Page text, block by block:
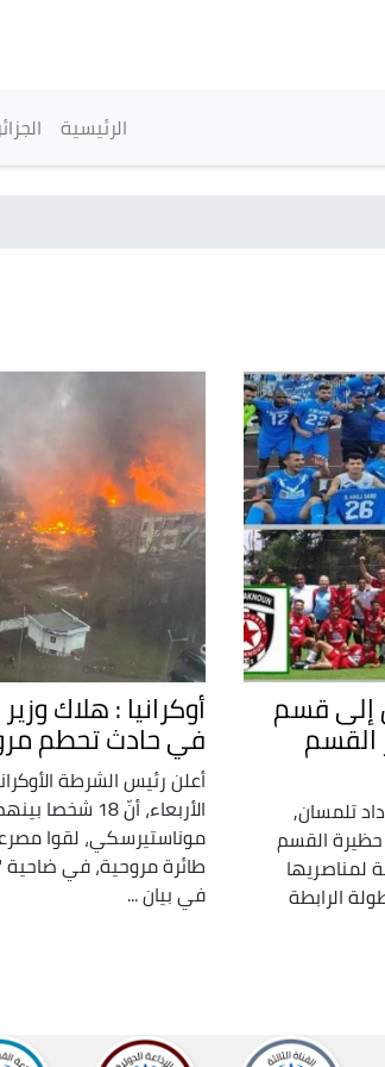
القائمة
الرئيسية
إلى قسم
القسم
تلمسان,
القسم
لمناصريها
الرابطة
في حادث تحطم
أعلن رئيس الشرطة
الأربعاء، أنّ
موناستيرسكي، لقوا
طائرة مروحية، في
في بيان ...